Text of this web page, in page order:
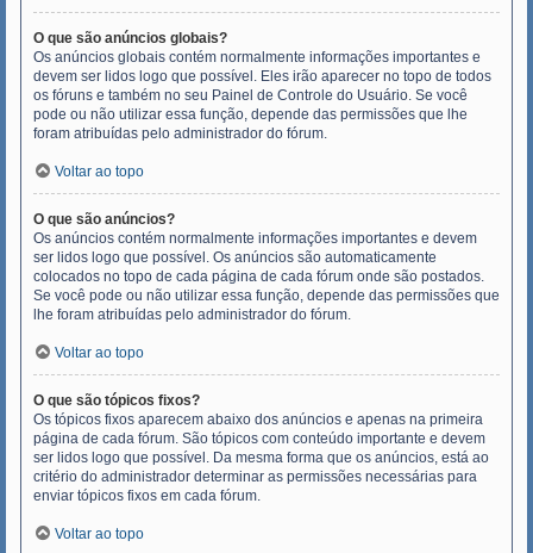
O que são anúncios globais?
Os anúncios globais contém normalmente informações importantes e
devem ser lidos logo que possível. Eles irão aparecer no topo de todos
os fóruns e também no seu Painel de Controle do Usuário. Se você
pode ou não utilizar essa função, depende das permissões que lhe
foram atribuídas pelo administrador do fórum.
Voltar ao topo
O que são anúncios?
Os anúncios contém normalmente informações importantes e devem
ser lidos logo que possível. Os anúncios são automaticamente
colocados no topo de cada página de cada fórum onde são postados.
Se você pode ou não utilizar essa função, depende das permissões que
lhe foram atribuídas pelo administrador do fórum.
Voltar ao topo
O que são tópicos fixos?
Os tópicos fixos aparecem abaixo dos anúncios e apenas na primeira
página de cada fórum. São tópicos com conteúdo importante e devem
ser lidos logo que possível. Da mesma forma que os anúncios, está ao
critério do administrador determinar as permissões necessárias para
enviar tópicos fixos em cada fórum.
Voltar ao topo